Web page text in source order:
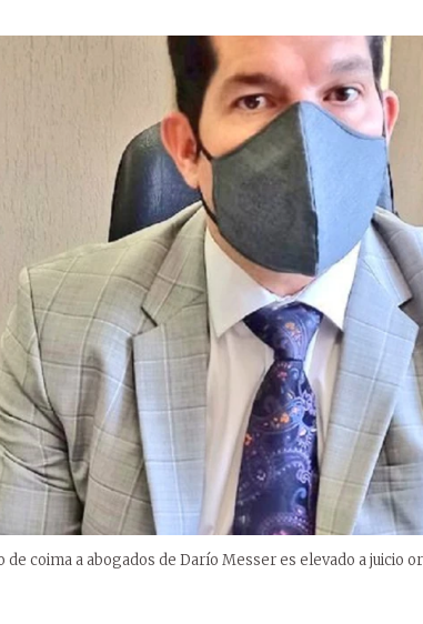
de coima a abogados de Darío Messer es elevado a juicio